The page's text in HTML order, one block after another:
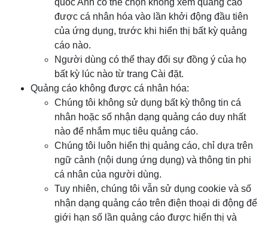
quốc Anh có thể chọn không xem quảng cáo
được cá nhân hóa vào lần khởi động đầu tiên
của ứng dụng, trước khi hiển thị bất kỳ quảng
cáo nào.
Người dùng có thể thay đổi sự đồng ý của họ
bất kỳ lúc nào từ trang Cài đặt.
Quảng cáo không được cá nhân hóa:
Chúng tôi không sử dụng bất kỳ thông tin cá
nhân hoặc số nhận dạng quảng cáo duy nhất
nào để nhắm mục tiêu quảng cáo.
Chúng tôi luôn hiển thị quảng cáo, chỉ dựa trên
ngữ cảnh (nội dung ứng dụng) và thông tin phi
cá nhân của người dùng.
Tuy nhiên, chúng tôi vẫn sử dụng cookie và số
nhận dạng quảng cáo trên điện thoại di động để
giới hạn số lần quảng cáo được hiển thị và